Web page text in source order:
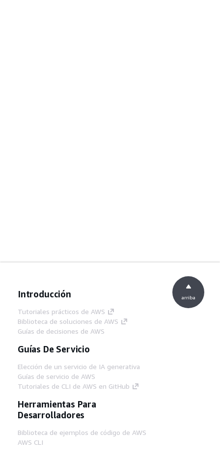
Introducción
Tutoriales prácticos de AWS
Biblioteca de soluciones de AWS
Guías de decisiones de AWS
Guías De Servicio
Elección de un servicio de IA generativa
Guías de servicio de AWS
Tutoriales de CLI de AWS en GitHub
Herramientas Para
Desarrolladores
Biblioteca de ejemplos de código de AWS
AWS CLI
arriba